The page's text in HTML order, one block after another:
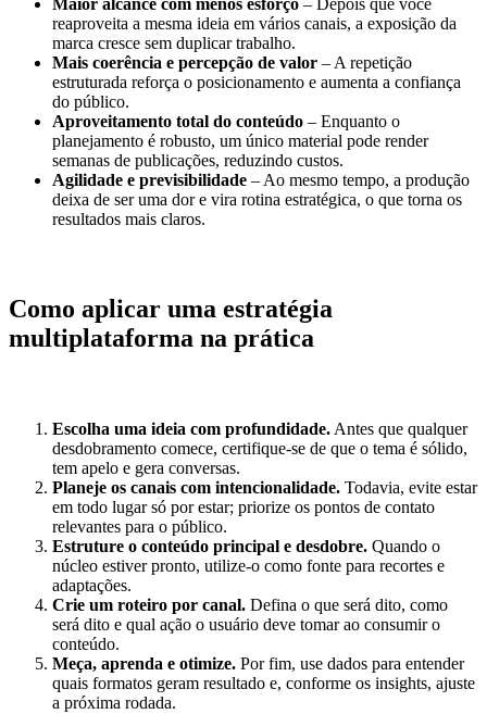
reaproveita a mesma ideia em vários canais, a exposição da
marca cresce sem duplicar trabalho.
Mais coerência e percepção de valor – A repetição
estruturada reforça o posicionamento e aumenta a confiança
do público.
Aproveitamento total do conteúdo – Enquanto o
planejamento é robusto, um único material pode render
semanas de publicações, reduzindo custos.
Agilidade e previsibilidade – Ao mesmo tempo, a produção
deixa de ser uma dor e vira rotina estratégica, o que torna os
resultados mais claros.
Como aplicar uma estratégia
multiplataforma na prática
Escolha uma ideia com profundidade. Antes que qualquer
desdobramento comece, certifique-se de que o tema é sólido,
tem apelo e gera conversas.
Planeje os canais com intencionalidade. Todavia, evite estar
em todo lugar só por estar; priorize os pontos de contato
relevantes para o público.
Estruture o conteúdo principal e desdobre. Quando o
núcleo estiver pronto, utilize-o como fonte para recortes e
adaptações.
Crie um roteiro por canal. Defina o que será dito, como
será dito e qual ação o usuário deve tomar ao consumir o
conteúdo.
Meça, aprenda e otimize. Por fim, use dados para entender
quais formatos geram resultado e, conforme os insights, ajuste
a próxima rodada.